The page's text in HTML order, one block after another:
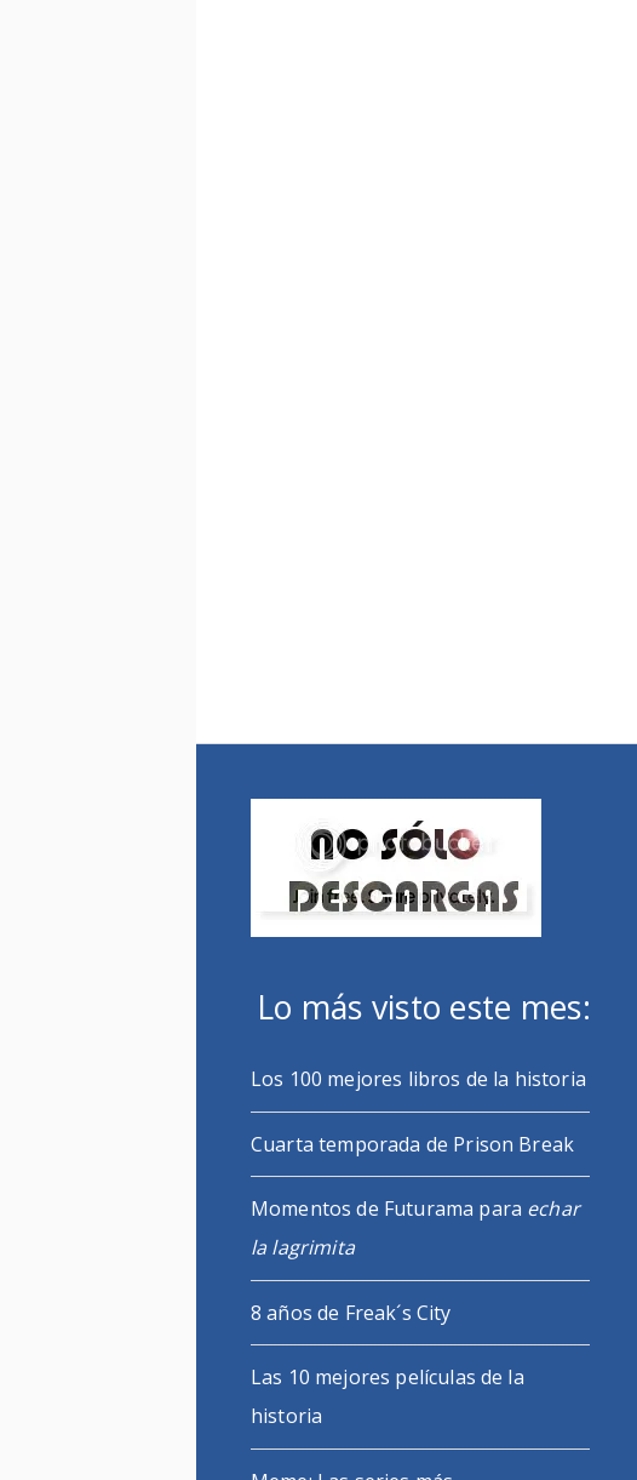
Lo más visto este mes:
Los 100 mejores libros de la historia
Cuarta temporada de Prison Break
Momentos de Futurama para echar
la lagrimita
8 años de Freak´s City
Las 10 mejores películas de la
historia